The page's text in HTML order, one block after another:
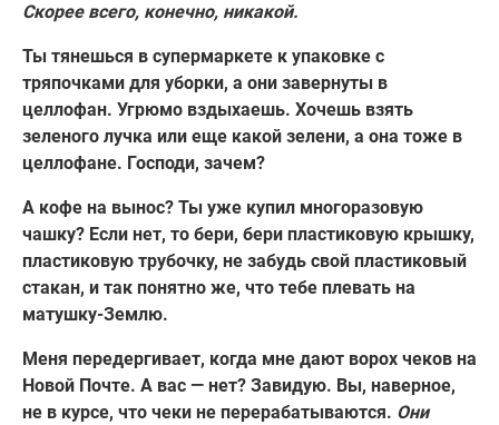
Скорее всего, конечно, никакой.
Ты тянешься в супермаркете к упаковке с
тряпочками для уборки, а они завернуты в
целлофан. Угрюмо вздыхаешь. Хочешь взять
зеленого лучка или еще какой зелени, а она тоже в
целлофане. Господи, зачем?
А кофе на вынос? Ты уже купил многоразовую
чашку? Если нет, то бери, бери пластиковую крышку,
пластиковую трубочку, не забудь свой пластиковый
стакан, и так понятно же, что тебе плевать на
матушку-Землю.
Меня передергивает, когда мне дают ворох чеков на
Новой Почте. А вас — нет? Завидую. Вы, наверное,
не в курсе, что чеки не перерабатываются. Они